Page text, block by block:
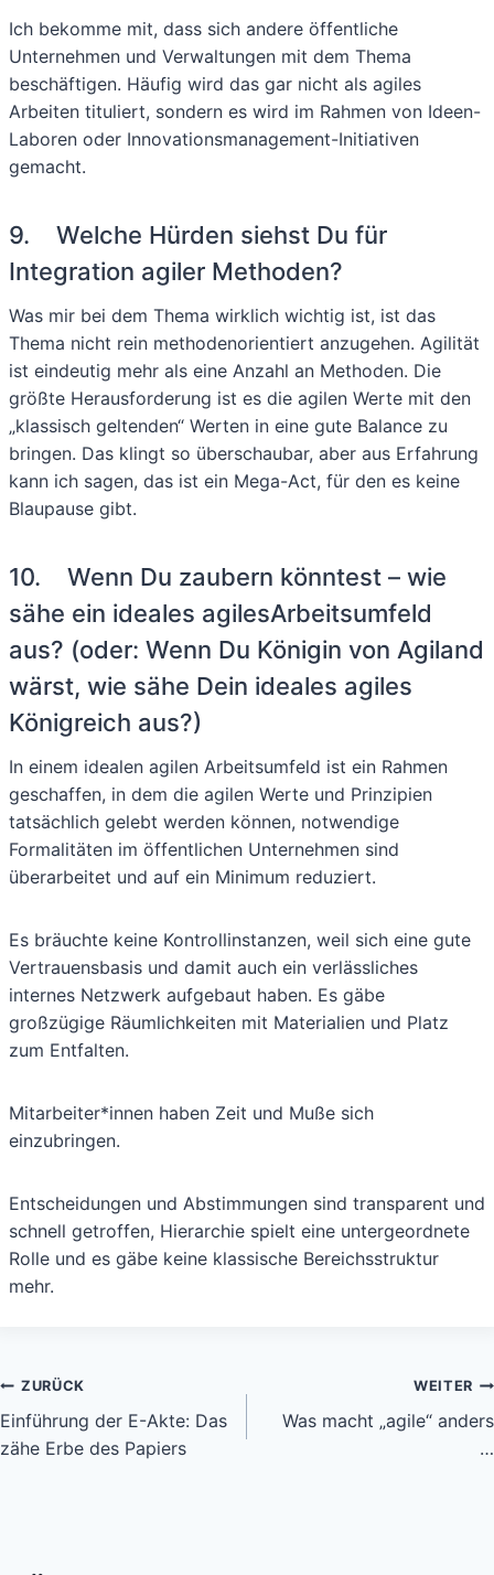
Ich bekomme mit, dass sich andere öffentliche
Unternehmen und Verwaltungen mit dem Thema
beschäftigen. Häufig wird das gar nicht als agiles
Arbeiten tituliert, sondern es wird im Rahmen von Ideen-
Laboren oder Innovationsmanagement-Initiativen
gemacht.
9. Welche Hürden siehst Du für
Integration agiler Methoden?
Was mir bei dem Thema wirklich wichtig ist, ist das
Thema nicht rein methodenorientiert anzugehen. Agilität
ist eindeutig mehr als eine Anzahl an Methoden. Die
größte Herausforderung ist es die agilen Werte mit den
„klassisch geltenden“ Werten in eine gute Balance zu
bringen. Das klingt so überschaubar, aber aus Erfahrung
kann ich sagen, das ist ein Mega-Act, für den es keine
Blaupause gibt.
10. Wenn Du zaubern könntest – wie
sähe ein ideales agilesArbeitsumfeld
aus? (oder: Wenn Du Königin von Agiland
wärst, wie sähe Dein ideales agiles
Königreich aus?)
In einem idealen agilen Arbeitsumfeld ist ein Rahmen
geschaffen, in dem die agilen Werte und Prinzipien
tatsächlich gelebt werden können, notwendige
Formalitäten im öffentlichen Unternehmen sind
überarbeitet und auf ein Minimum reduziert.
Es bräuchte keine Kontrollinstanzen, weil sich eine gute
Vertrauensbasis und damit auch ein verlässliches
internes Netzwerk aufgebaut haben. Es gäbe
großzügige Räumlichkeiten mit Materialien und Platz
zum Entfalten.
Mitarbeiter*innen haben Zeit und Muße sich
einzubringen.
Entscheidungen und Abstimmungen sind transparent und
schnell getroffen, Hierarchie spielt eine untergeordnete
Rolle und es gäbe keine klassische Bereichsstruktur
mehr.
Beitragsnavigation
ZURÜCK
Einführung der E-Akte: Das
zähe Erbe des Papiers
WEITER
Was macht „agile“ anders
…